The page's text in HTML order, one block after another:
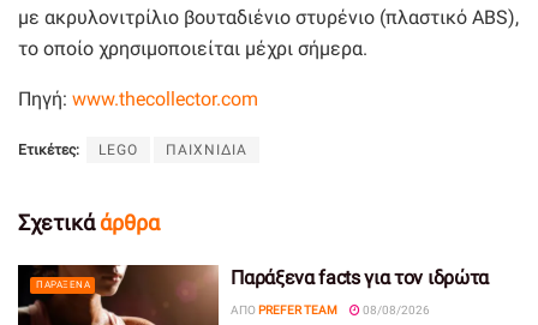
με ακρυλονιτρίλιο βουταδιένιο στυρένιο (πλαστικό ABS),
το οποίο χρησιμοποιείται μέχρι σήμερα.
Πηγή: www.thecollector.com
Ετικέτες: LEGO ΠΑΙΧΝΙΔΙΑ
Σχετικάάρθρα
ΠΑΡΆΞΕΝΑ Παράξενα facts για τον ιδρώτα
ΑΠΌ PREFER TEAM 08/08/2026